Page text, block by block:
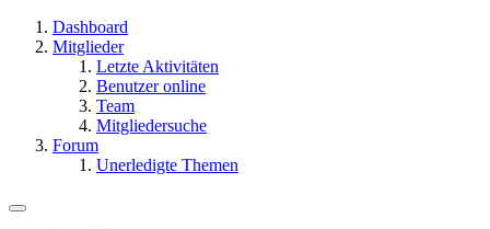
Dashboard
Mitglieder
Letzte Aktivitäten
Benutzer online
Team
Mitgliedersuche
Forum
Unerledigte Themen